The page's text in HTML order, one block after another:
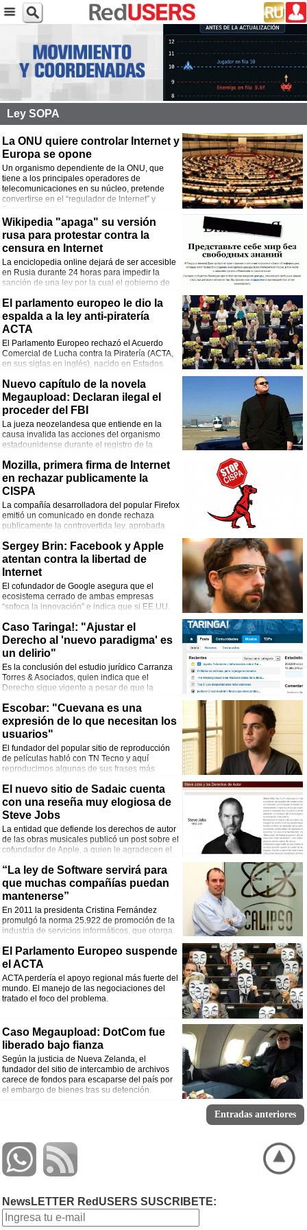
Ley SOPA
La ONU quiere controlar Internet y
Europa se opone
Un organismo dependiente de la ONU, que
tiene a los principales operadores de
telecomunicaciones en su núcleo, pretende
convertirse en el “regulador de Internet” y
Europa ya alzó su voz en contra.
Wikipedia "apaga" su versión
rusa para protestar contra la
censura en Internet
La enciclopedia online dejará de ser accesible
en Rusia durante 24 horas para impedir la
sanción de una ley por la cual el gobierno de
El parlamento europeo le dio la
espalda a la ley anti-piratería
ACTA
El Parlamento Europeo rechazó el Acuerdo
Comercial de Lucha contra la Piratería (ACTA,
en sus siglas en inglés), nacido en Estados
Nuevo capítulo de la novela
Megaupload: Declaran ilegal el
proceder del FBI
La jueza neozelandesa que entiende en la
causa invalida las acciones del organismo
estadounidense durante el registro de la
dispositivos incautados deberán ser devueltos al fundador del sitio.
Mozilla, primera firma de Internet
en rechazar publicamente la
CISPA
La compañía desarrolladora del popular Firefox
emitió un comunicado en donde rechaza
publicamente la controvertida ley, aprobada
los Estados Unidos.
Sergey Brin: Facebook y Apple
atentan contra la libertad de
Internet
El cofundador de Google asegura que el
ecosistema cerrado de ambas empresas
“sofoca la innovación” e indica que si EE.UU.
las mismas técnicas de cesura que China e Irán.
Caso Taringa!: "Ajustar el
Derecho al 'nuevo paradigma' es
un delirio"
Es la conclusión del estudio jurídico Carranza
Torres & Asociados, quien indica que el
Derecho sigue vigente a pesar de que la
comunicación humana.
Escobar: "Cuevana es una
expresión de lo que necesitan los
usuarios"
El fundador del popular sitio de reproducción
de películas habló con TN Tecno y aquí
reproducimos algunas de sus frases más
El nuevo sitio de Sadaic cuenta
con una reseña muy elogiosa de
Steve Jobs
La entidad que defiende los derechos de autor
de las obras musicales publicó un post sobre el
cofundador de Apple, a quien le agradecen el
pudieran grabarse en una computadora.
“La ley de Software servirá para
que muchas compañías puedan
mantenerse”
En 2011 la presidenta Cristina Fernández
promulgó la norma 25.922 de promoción de la
industria de servicios informáticos, que otorga
exportadoras y agiliza la acreditación de los incentivos para el rubro informático.
RedUsers conversó con Pablo Iacub, presidente de Calipso, quien nos dio su
opinión sobre esta sanción.
El Parlamento Europeo suspende
el ACTA
ACTA perdería el apoyo regional más fuerte del
mundo. El manejo de las negociaciones del
tratado el foco del problema.
Caso Megaupload: DotCom fue
liberado bajo fianza
Según la justicia de Nueva Zelanda, el
fundador del sitio de intercambio de archivos
carece de fondos para escaparse del país por
el embargo de bienes tras su detención.
Entradas anteriores
NewsLETTER RedUSERS SUSCRIBETE: